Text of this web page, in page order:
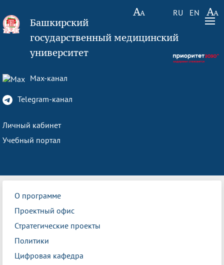
RU EN
Башкирский
государственный медицинский
университет
Max-канал
Telegram-канал
Личный кабинет
Учебный портал
О программе
Проектный офис
Стратегические проекты
Политики
Цифровая кафедра